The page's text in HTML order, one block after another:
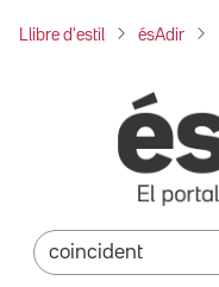
Llibre d'estil ésAdir